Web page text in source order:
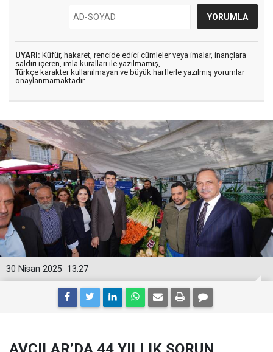
UYARI: Küfür, hakaret, rencide edici cümleler veya imalar, inançlara
saldırı içeren, imla kuralları ile yazılmamış,
Türkçe karakter kullanılmayan ve büyük harflerle yazılmış yorumlar
onaylanmamaktadır.
13:27
30 Nisan 2025